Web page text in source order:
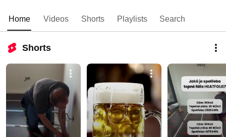
Home Videos Shorts Playlists Search
Shorts